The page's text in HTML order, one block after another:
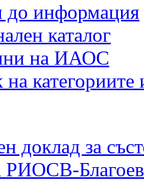
до информация
каталог
на ИАОС
доклад за
РИОСВ-